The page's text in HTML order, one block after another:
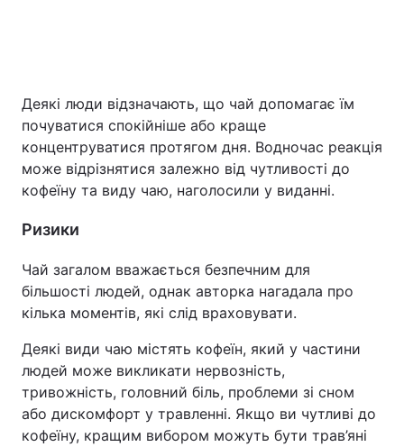
Деякі люди відзначають, що чай допомагає їм
почуватися спокійніше або краще
концентруватися протягом дня. Водночас реакція
може відрізнятися залежно від чутливості до
кофеїну та виду чаю, наголосили у виданні.
Ризики
Чай загалом вважається безпечним для
більшості людей, однак авторка нагадала про
кілька моментів, які слід враховувати.
Деякі види чаю містять кофеїн, який у частини
людей може викликати нервозність,
тривожність, головний біль, проблеми зі сном
або дискомфорт у травленні. Якщо ви чутливі до
кофеїну, кращим вибором можуть бути трав’яні